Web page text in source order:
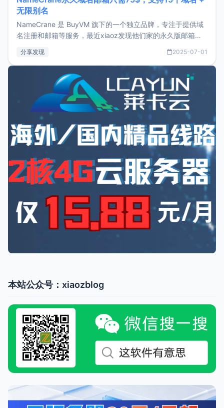
无限别名
NameCrane 是 BuyVM 旗下的一个独立品牌，专注于提供域
名注册和邮箱等服务，最近xiaoz发现他们家的永久版邮箱服
又实惠的域名邮箱，不妨尝试一下 NameCrane。注册
NameCraneNameCrane不支持直接注册，必须要购买
分享发现 2025-07-01
本站公众号：xiaozblog